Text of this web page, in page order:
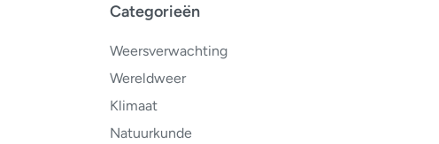
Categorieën
Weersverwachting
Wereldweer
Klimaat
Natuurkunde